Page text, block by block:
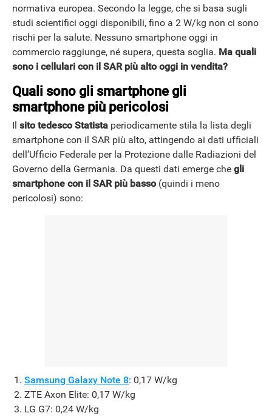
normativa europea. Secondo la legge, che si basa sugli
studi scientifici oggi disponibili, fino a 2 W/kg non ci sono
rischi per la salute. Nessuno smartphone oggi in
commercio raggiunge, né supera, questa soglia. Ma quali
sono i cellulari con il SAR più alto oggi in vendita?
Quali sono gli smartphone gli
smartphone più pericolosi
Il sito tedesco Statista periodicamente stila la lista degli
smartphone con il SAR più alto, attingendo ai dati ufficiali
dell’Ufficio Federale per la Protezione dalle Radiazioni del
Governo della Germania. Da questi dati emerge che gli
smartphone con il SAR più basso(quindi i meno
pericolosi) sono:
Samsung Galaxy Note 8: 0,17 W/kg
ZTE Axon Elite: 0,17 W/kg
LG G7: 0,24 W/kg